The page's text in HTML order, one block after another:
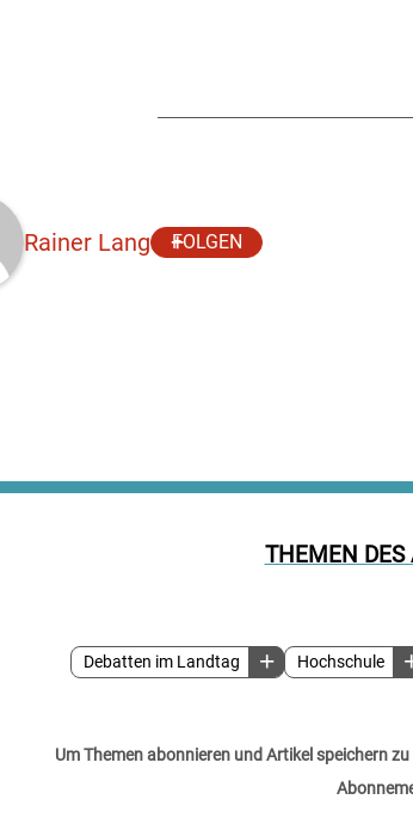
THEMEN DES
Debatten im Landtag Hochschule
Um Themen abonnieren und Artikel speichern
Rainer Lang FOLGEN